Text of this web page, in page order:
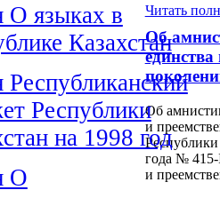
О языках в
Казахстан
Республиканский
Республики
на 1998 год
О
Читать
Об
единства
Об
и
года №
и